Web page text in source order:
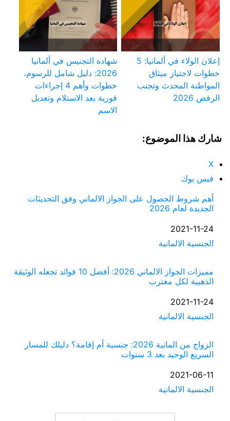
إعلان الولاء في ألمانيا: 5
خطوات لاجتياز ميثاق
المواطنة المحدث وتجنب
الرفض 2026
شهادة التجنيس في ألمانيا
2026: دليل شامل للرسوم،
خطوات وأهم 4 إجراءات
فورية بعد الاستلام وتعديل
الاسم
شارك هذا الموضوع:
X
فيس بوك
أهم شروط الحصول على الجواز الالماني وفق التحديثات
الجديدة لعام 2026
التاريخ
2021-11-24
في ما يتعلق بما يأتي
الجنسية الالمانية
مميزات الجواز الالماني 2026: أفضل 10 فوائد تجعله الوثيقة
الذهبية لكل مغترب
التاريخ
2021-11-24
في ما يتعلق بما يأتي
الجنسية الالمانية
الزواج من المانية 2026: جنسية أم إقامة؟ دليلك للمسار
السريع الوحيد بعد 3 سنوات
التاريخ
2021-06-11
في ما يتعلق بما يأتي
الجنسية الالمانية